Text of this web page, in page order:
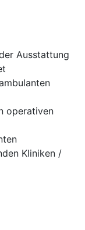
Ausstattung
operativen
Kliniken /